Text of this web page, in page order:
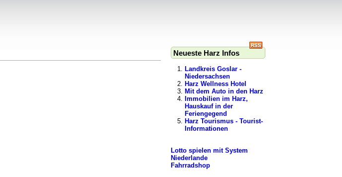
Neueste Harz Infos
Landkreis Goslar -
Niedersachsen
Harz Wellness Hotel
Mit dem Auto in den Harz
Immobilien im Harz,
Hauskauf in der
Feriengegend
Harz Tourismus - Tourist-
Informationen
Lotto spielen mit System
Niederlande
Fahrradshop